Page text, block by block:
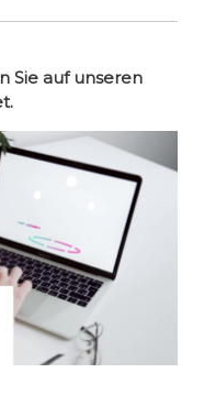
Sie auf unseren